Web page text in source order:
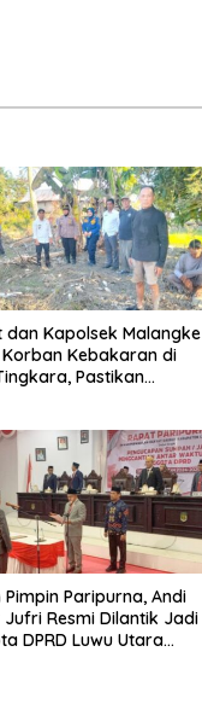
dan Kapolsek Malangke
Kebakaran di
Pastikan
Pimpin Paripurna, Andi
Resmi Dilantik Jadi
DPRD Luwu Utara